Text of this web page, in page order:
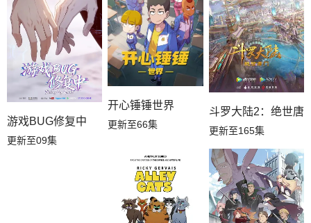
游戏BUG修复中
更新至09集
开心锤锤世界
更新至66集
斗罗大陆2：绝世唐
更新至165集